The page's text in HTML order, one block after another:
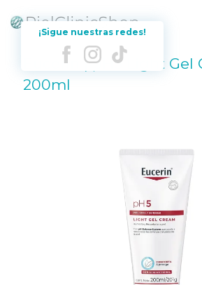
Eucerin | pH5 Light Gel
200ml
¡Sigue nuestras redes!